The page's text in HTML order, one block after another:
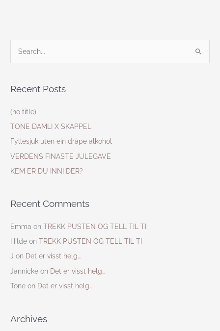
r
o
r
:
Recent Posts
(no title)
TONE DAMLI X SKAPPEL
Fyllesjuk uten ein dråpe alkohol
VERDENS FINASTE JULEGAVE
KEM ER DU INNI DER?
Recent Comments
Emma onTREKK PUSTEN OG TELL TIL TI
Hilde onTREKK PUSTEN OG TELL TIL TI
J on Det er visst helg…
Jannicke on Det er visst helg…
Tone on Det er visst helg…
Archives